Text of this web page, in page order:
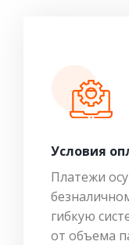
Условия
Платежи
гибкую
от объема